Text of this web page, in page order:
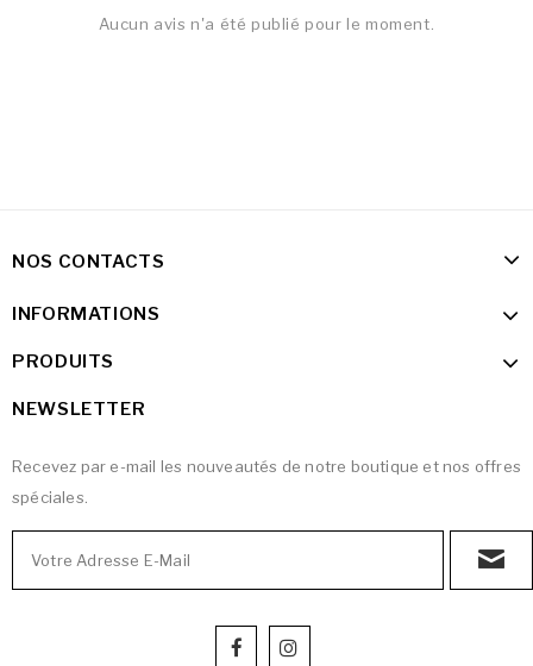
Aucun avis n'a été publié pour le moment.
NOS CONTACTS
INFORMATIONS
PRODUITS
NEWSLETTER
Recevez par e-mail les nouveautés de notre boutique et nos offres
spéciales.